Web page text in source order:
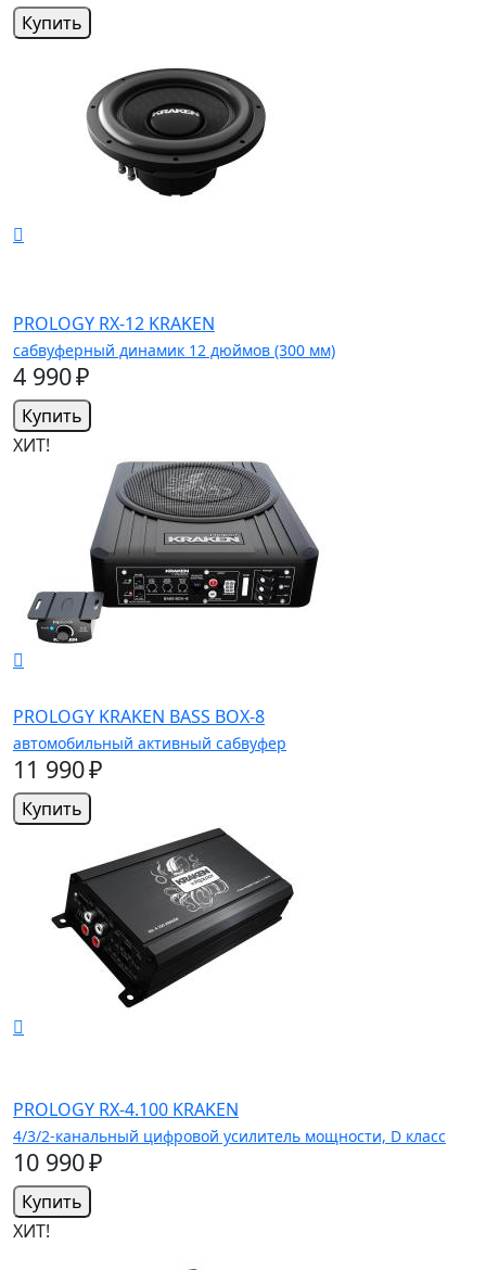
Купить
PROLOGY RX-12 KRAKEN
сабвуферный динамик 12 дюймов (300 мм)
4 990 ₽
Купить
ХИТ!
PROLOGY KRAKEN BASS BOX-8
автомобильный активный сабвуфер
11 990 ₽
Купить
PROLOGY RX-4.100 KRAKEN
4/3/2-канальный цифровой усилитель мощности, D класс
10 990 ₽
Купить
ХИТ!